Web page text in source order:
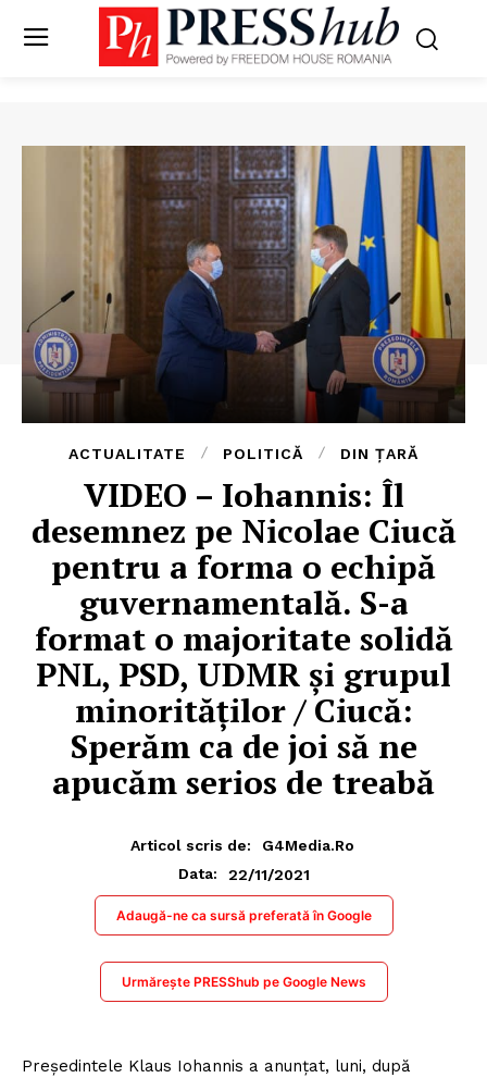
ACTUALITATE POLITICĂ DIN ȚARĂ
VIDEO – Iohannis: Îl
desemnez pe Nicolae Ciucă
pentru a forma o echipă
guvernamentală. S-a
format o majoritate solidă
PNL, PSD, UDMR și grupul
minorităților / Ciucă:
Sperăm ca de joi să ne
apucăm serios de treabă
Articol scris de:
G4Media.ro
Data:
22/11/2021
Adaugă-ne ca sursă preferată în Google
Urmărește PRESShub pe Google News
Președintele Klaus Iohannis a anunțat, luni, după